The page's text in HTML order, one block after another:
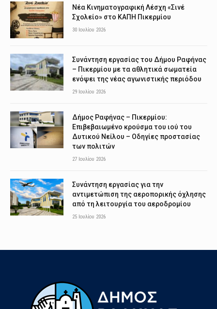
Νέα Κινηματογραφική Λέσχη «Σινέ
Σχολείο» στο ΚΑΠΗ Πικερμίου
30 Ιουλίου 2026
Συνάντηση εργασίας του Δήμου Ραφήνας
– Πικερμίου με τα αθλητικά σωματεία
ενόψει της νέας αγωνιστικής περιόδου
29 Ιουλίου 2026
Δήμος Ραφήνας – Πικερμίου:
Επιβεβαιωμένο κρούσμα του ιού του
Δυτικού Νείλου – Οδηγίες προστασίας
των πολιτών
27 Ιουλίου 2026
Συνάντηση εργασίας για την
αντιμετώπιση της αεροπορικής όχλησης
από τη λειτουργία του αεροδρομίου
25 Ιουλίου 2026